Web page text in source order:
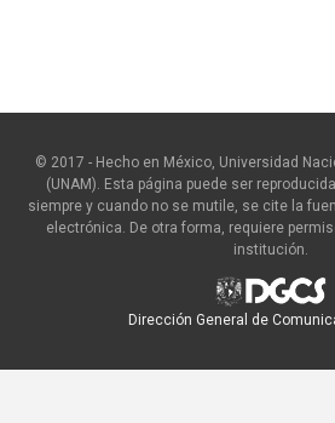
© 2017 - Hecho en México, Universidad
(UNAM). Esta página puede ser
siempre y cuando no se mutile, se cite la
electrónica. De otra forma, requiere
institución.
Dirección General de